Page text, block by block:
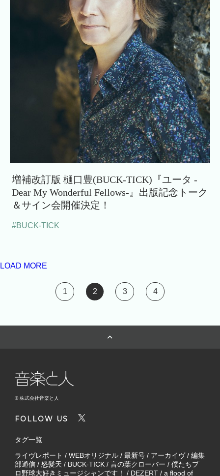
増補改訂版 樋口豊(BUCK-TICK)『ユータ -
Dear My Wonderful Fellows-』出版記念トーク
＆サイン会開催決定！
#BUCK-TICK
LOAD MORE
1 2 3 4
© 株式会社音楽と人
FOLLOW US
タグ一覧
ライヴレポート / WEBオリジナル / 最新号 / アーカイヴ/ 編集
部通信 / 怒髪天 / BUCK-TICK / 言の葉クローバー / 僕たちプ
ロ野球大好きミュージシャンです！
/ DEZERT / a flood of